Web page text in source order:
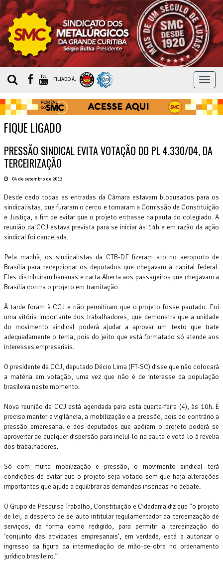
MENU
FILIADO À:
FIQUE LIGADO
PRESSÃO SINDICAL EVITA VOTAÇÃO DO PL 4.330/04, DA
TERCEIRIZAÇÃO
04 de setembro de 2013
Desde cedo todas as entradas da Câmara estavam bloqueados para os
sindicalistas, que furaram o cerco e tomaram a Comissão de Constituição
e Justiça, a fim de evitar que o projeto entrasse na pauta do colegiado. A
reunião da CCJ estava prevista para se iniciar às 14h e em razão da ação
sindical foi cancelada.
Pela manhã, os sindicalistas da CTB-DF fizeram ato no aeroporto de
Brasília para recepcionar os deputados que chegavam à capital federal.
Eles distribuíram bananas e carta Aberta aos passageiros que chegavam a
Brasília contra o projeto em tramitação.
À tarde foram à CCJ e não permitiram que o projeto fosse pautado. Foi
uma vitória importante dos trabalhadores, que demonstra que a unidade
do movimento sindical poderá ajudar a aprovar um texto que trate
adequadamente o tema, pois do jeito que está formatado só atende aos
interesses empresariais.
O presidente da CCJ, deputado Décio Lima (PT-SC) disse que não colocará
a matéria em votação, uma vez que não é de interesse da população
brasileira neste momento.
Nova reunião da CCJ está agendada para esta quarta-feira (4), às 10h. É
preciso manter a vigilância, a mobilização e a pressão, pois do contrário a
pressão empresarial e dos deputados que apóiam o projeto poderá se
aproveitar de qualquer dispersão para incluí-lo na pauta e votá-lo à revelia
dos trabalhadores.
Só com muita mobilização e pressão, o movimento sindical terá
condições de evitar que o projeto seja votado sem que haja alterações
importantes que ajude a equilibrar as demandas inseridas no debate.
O Grupo de Pesquisa Trabalho, Constituição e Cidadania diz que “o projeto
de lei, a despeito de se auto intitular regulamentador da terceirização de
serviços, da forma como redigido, para permitir a terceirização do
‘conjunto das atividades empresariais’, em verdade, está a autorizar o
ingresso da figura da intermediação de mão-de-obra no ordenamento
jurídico brasileiro.”